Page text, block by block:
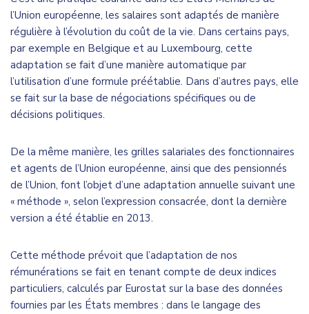
l’Union européenne, les salaires sont adaptés de manière
régulière à l’évolution du coût de la vie. Dans certains pays,
par exemple en Belgique et au Luxembourg, cette
adaptation se fait d’une manière automatique par
l’utilisation d’une formule préétablie. Dans d’autres pays, elle
se fait sur la base de négociations spécifiques ou de
décisions politiques.
De la même manière, les grilles salariales des fonctionnaires
et agents de l’Union européenne, ainsi que des pensionnés
de l’Union, font l’objet d’une adaptation annuelle suivant une
« méthode », selon l’expression consacrée, dont la dernière
version a été établie en 2013.
Cette méthode prévoit que l’adaptation de nos
rémunérations se fait en tenant compte de deux indices
particuliers, calculés par Eurostat sur la base des données
fournies par les États membres : dans le langage des